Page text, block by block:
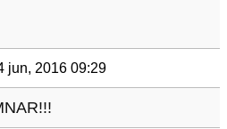
jun, 2016 09:29